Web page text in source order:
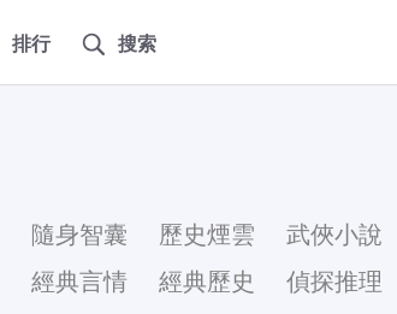
排行 搜索
隨身智囊 歷史煙雲 武俠小說
經典言情 經典歷史 偵探推理